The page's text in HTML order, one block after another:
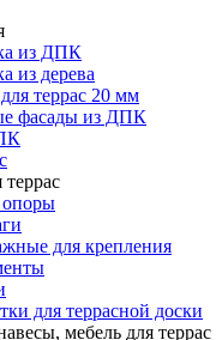
из ДПК
из дерева
террас 20 мм
фасады из ДПК
опоры
для крепления
для террасной доски
мебель для террас